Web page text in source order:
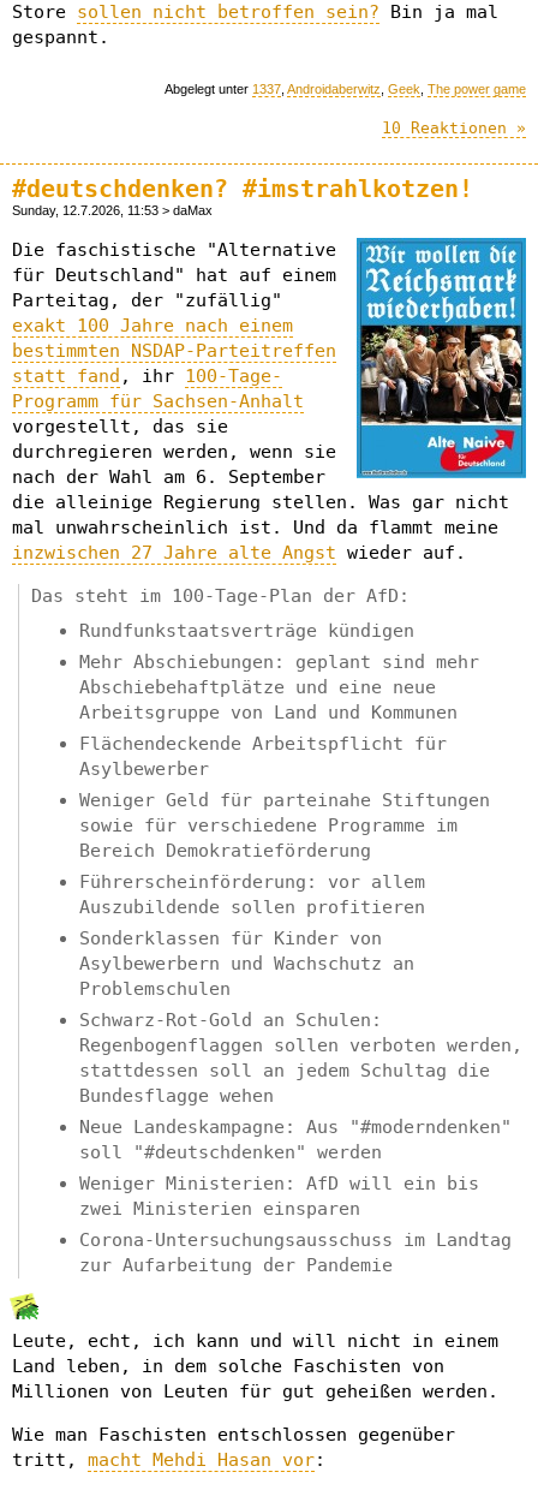
Store sollen nicht betroffen sein? Bin ja mal
gespannt.
Abgelegt unter 1337 Androidaberwitz Geek The power game
10 Reaktionen »
#deutschdenken? #imstrahlkotzen!
Sunday, 12.7.2026, 11:53 > daMax
Die faschistische "Alternative
für Deutschland" hat auf einem
Parteitag, der "zufällig"
exakt 100 Jahre nach einem
bestimmten NSDAP-Parteitreffen
statt fand , ihr 100-Tage-
Programm für Sachsen-Anhalt
vorgestellt, das sie
durchregieren werden, wenn sie
nach der Wahl am 6. September
die alleinige Regierung stellen. Was gar nicht
mal unwahrscheinlich ist. Und da flammt meine
inzwischen 27 Jahre alte Angst wieder auf.
Das steht im 100-Tage-Plan der AfD:
Rundfunkstaatsverträge kündigen
Mehr Abschiebungen: geplant sind mehr
Abschiebehaftplätze und eine neue
Arbeitsgruppe von Land und Kommunen
Flächendeckende Arbeitspflicht für
Asylbewerber
Weniger Geld für parteinahe Stiftungen
sowie für verschiedene Programme im
Bereich Demokratieförderung
Führerscheinförderung: vor allem
Auszubildende sollen profitieren
Sonderklassen für Kinder von
Asylbewerbern und Wachschutz an
Problemschulen
Schwarz-Rot-Gold an Schulen:
Regenbogenflaggen sollen verboten werden,
stattdessen soll an jedem Schultag die
Bundesflagge wehen
Neue Landeskampagne: Aus "#moderndenken"
soll "#deutschdenken" werden
Weniger Ministerien: AfD will ein bis
zwei Ministerien einsparen
Corona-Untersuchungsausschuss im Landtag
zur Aufarbeitung der Pandemie
Leute, echt, ich kann und will nicht in einem
Land leben, in dem solche Faschisten von
Millionen von Leuten für gut geheißen werden.
Wie man Faschisten entschlossen gegenüber
tritt, macht Mehdi Hasan vor: